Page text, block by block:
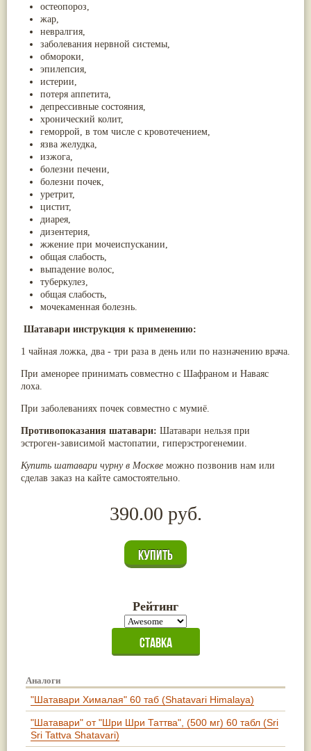
остеопороз,
жар,
невралгия,
заболевания нервной системы,
обмороки,
эпилепсия,
истерии,
потеря аппетита,
депрессивные состояния,
хронический колит,
геморрой, в том числе с кровотечением,
язва желудка,
изжога,
болезни печени,
болезни почек,
уретрит,
цистит,
диарея,
дизентерия,
жжение при мочеиспускании,
общая слабость,
выпадение волос,
туберкулез,
общая слабость,
мочекаменная болезнь.
Шатавари инструкция к применению:
1 чайная ложка, два - три раза в день или по назначению врача.
При аменорее принимать совместно с Шафраном и Наваяс
лоха.
При заболеваниях почек совместно с мумиё.
Противопоказания шатавари: Шатавари нельзя при
эстроген-зависимой мастопатии, гиперэстрогенемии.
Купить шатавари чурну в Москве можно позвонив нам или
сделав заказ на кайте самостоятельно.
390.00 руб.
Рейтинг
Аналоги
"Шатавари Хималая" 60 таб (Shatavari Himalaya)
"Шатавари" от "Шри Шри Таттва", (500 мг) 60 табл (Sri
Sri Tattva Shatavari)